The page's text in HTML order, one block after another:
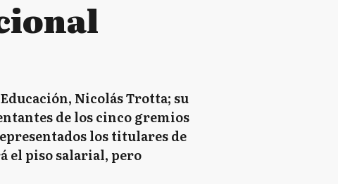
Nicolás Trotta; su
de los cinco gremios
los titulares de
el piso salarial, pero